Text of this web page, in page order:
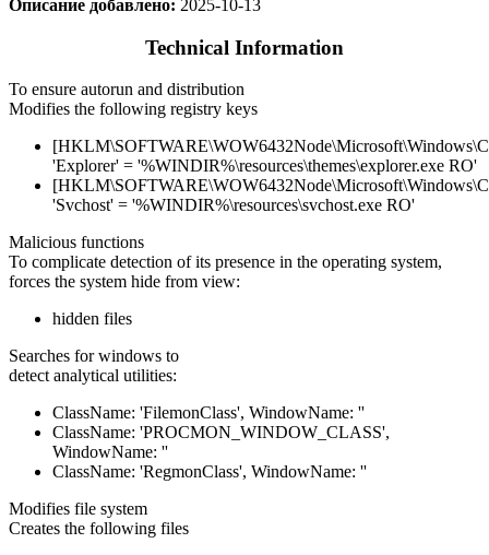
Описание добавлено: 2025-10-13
Technical Information
To ensure autorun and distribution
Modifies the following registry keys
'Explorer' = '%WINDIR%\resources\themes\explorer.exe RO'
'Svchost' = '%WINDIR%\resources\svchost.exe RO'
Malicious functions
To complicate detection of its presence in the operating system,
forces the system hide from view:
hidden files
Searches for windows to
detect analytical utilities:
ClassName: 'FilemonClass', WindowName: ''
ClassName: 'PROCMON_WINDOW_CLASS',
WindowName: ''
ClassName: 'RegmonClass', WindowName: ''
Modifies file system
Creates the following files